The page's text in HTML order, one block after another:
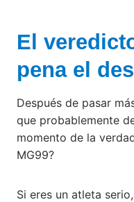
El
pena el
Después de pasar
que probablemente
momento de la
MG99?
Si eres un atleta